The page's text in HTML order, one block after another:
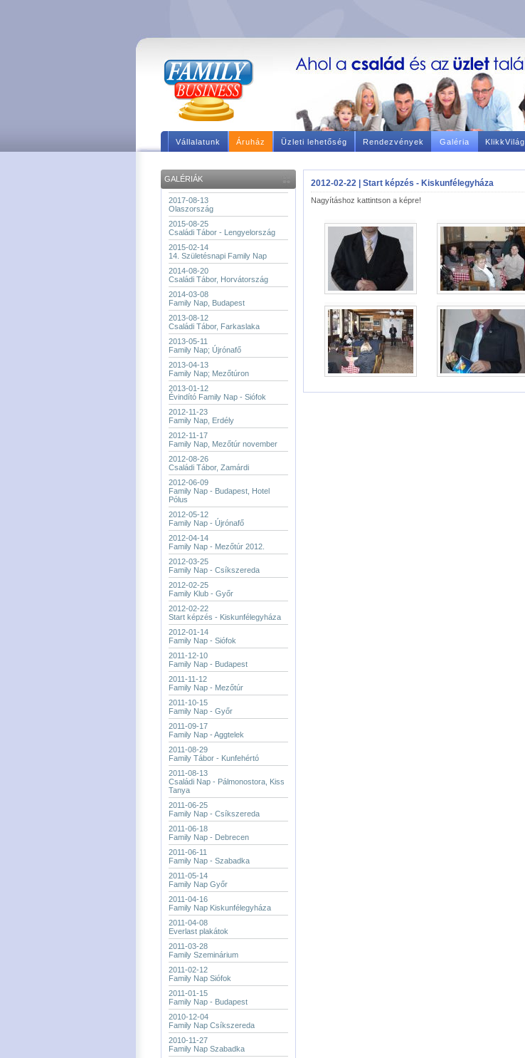
Vállalatunk Áruház Üzleti lehetőség Rendezvények Galéria KlikkVilág
GALÉRIÁK
2017-08-13
Olaszország
2015-08-25
Családi Tábor - Lengyelország
2015-02-14
14. Születésnapi Family Nap
2014-08-20
Családi Tábor, Horvátország
2014-03-08
Family Nap, Budapest
2013-08-12
Családi Tábor, Farkaslaka
2013-05-11
Family Nap; Újrónafő
2013-04-13
Family Nap; Mezőtúron
2013-01-12
Évindító Family Nap - Siófok
2012-11-23
Family Nap, Erdély
2012-11-17
Family Nap, Mezőtúr november
2012-08-26
Családi Tábor, Zamárdi
2012-06-09
Family Nap - Budapest, Hotel
Pólus
2012-05-12
Family Nap - Újrónafő
2012-04-14
Family Nap - Mezőtúr 2012.
2012-03-25
Family Nap - Csíkszereda
2012-02-25
Family Klub - Győr
2012-02-22
Start képzés - Kiskunfélegyháza
2012-01-14
Family Nap - Siófok
2011-12-10
Family Nap - Budapest
2011-11-12
Family Nap - Mezőtúr
2011-10-15
Family Nap - Győr
2011-09-17
Family Nap - Aggtelek
2011-08-29
Family Tábor - Kunfehértó
2011-08-13
Családi Nap - Pálmonostora, Kiss
Tanya
2011-06-25
Family Nap - Csíkszereda
2011-06-18
Family Nap - Debrecen
2011-06-11
Family Nap - Szabadka
2011-05-14
Family Nap Győr
2011-04-16
Family Nap Kiskunfélegyháza
2011-04-08
Everlast plakátok
2011-03-28
Family Szeminárium
2011-02-12
Family Nap Siófok
2011-01-15
Family Nap - Budapest
2010-12-04
Family Nap Csíkszereda
2010-11-27
Family Nap Szabadka
2012-02-22 | Start képzés - Kiskunfélegyháza
Nagyításhoz kattintson a képre!